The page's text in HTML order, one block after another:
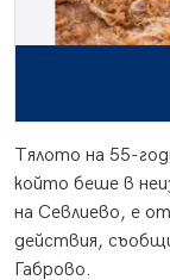
Тялото на 55-
който беше в
на Севлиево, е
действия,
Габрово.